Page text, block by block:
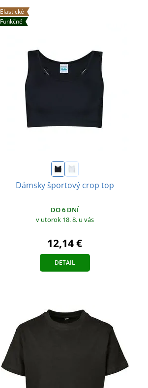
Elastické
Funkčné
Dámsky športový crop top
DO 6 DNÍ
v utorok 18. 8. u vás
12,14 €
DETAIL